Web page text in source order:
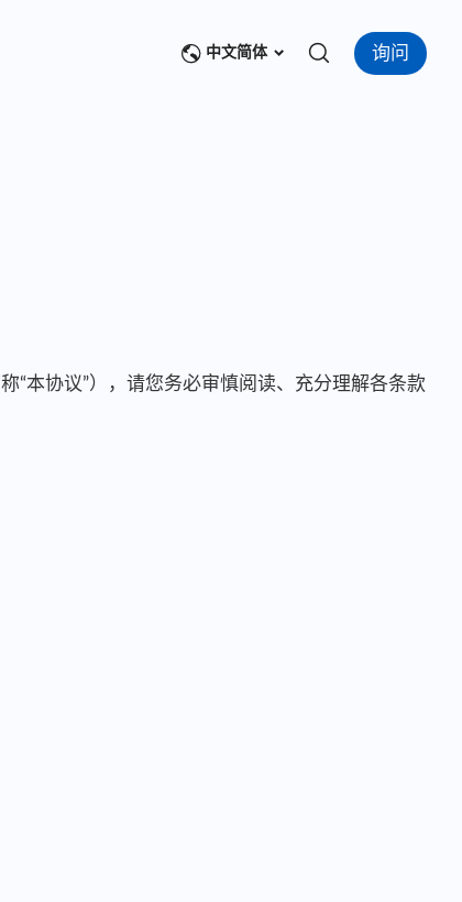
中文简体 询问
“本协议”），请您务必审慎阅读、充分理解各条款